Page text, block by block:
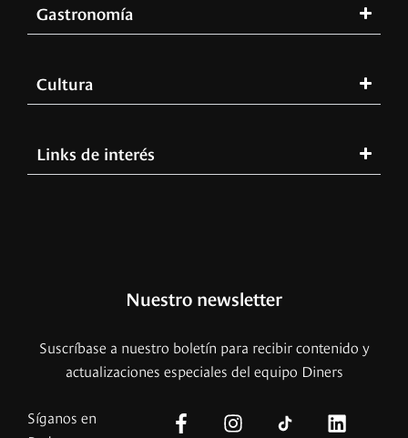
Gastronomía
Cultura
Links de interés
Nuestro newsletter
Suscríbase a nuestro boletín para recibir contenido y
actualizaciones especiales del equipo Diners
Síganos en